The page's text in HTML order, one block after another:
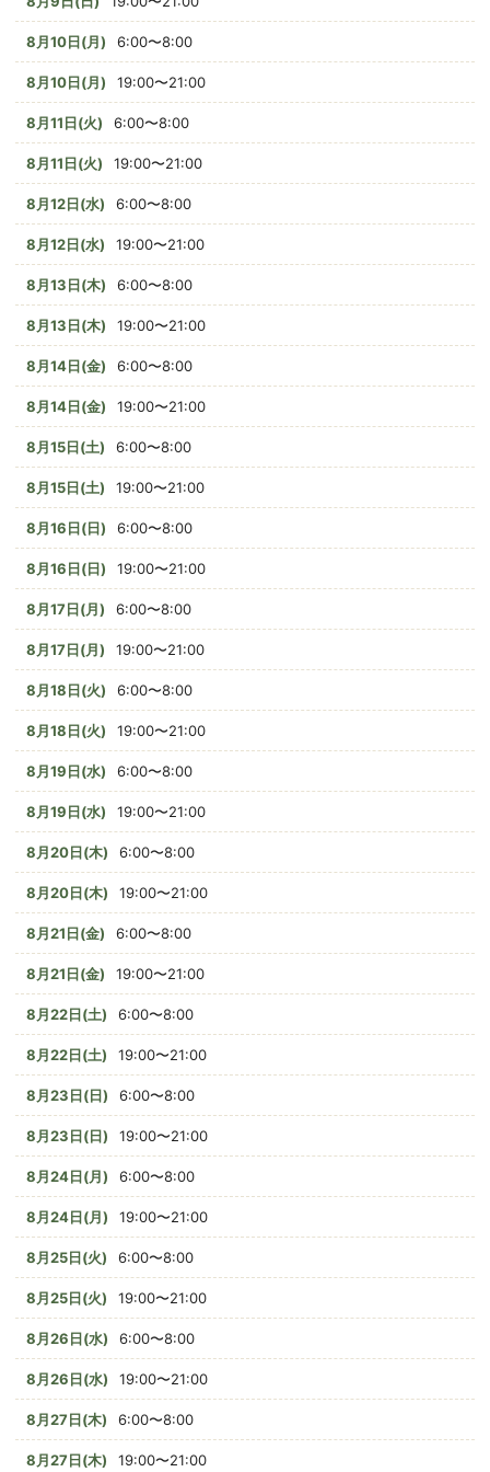
8月10日(月) 6:00〜8:00
8月10日(月) 19:00〜21:00
8月11日(火) 6:00〜8:00
8月11日(火) 19:00〜21:00
8月12日(水) 6:00〜8:00
8月12日(水) 19:00〜21:00
8月13日(木) 6:00〜8:00
8月13日(木) 19:00〜21:00
8月14日(金) 6:00〜8:00
8月14日(金) 19:00〜21:00
8月15日(土) 6:00〜8:00
8月15日(土) 19:00〜21:00
8月16日(日) 6:00〜8:00
8月16日(日) 19:00〜21:00
8月17日(月) 6:00〜8:00
8月17日(月) 19:00〜21:00
8月18日(火) 6:00〜8:00
8月18日(火) 19:00〜21:00
8月19日(水) 6:00〜8:00
8月19日(水) 19:00〜21:00
8月20日(木) 6:00〜8:00
8月20日(木) 19:00〜21:00
8月21日(金) 6:00〜8:00
8月21日(金) 19:00〜21:00
8月22日(土) 6:00〜8:00
8月22日(土) 19:00〜21:00
8月23日(日) 6:00〜8:00
8月23日(日) 19:00〜21:00
8月24日(月) 6:00〜8:00
8月24日(月) 19:00〜21:00
8月25日(火) 6:00〜8:00
8月25日(火) 19:00〜21:00
8月26日(水) 6:00〜8:00
8月26日(水) 19:00〜21:00
8月27日(木) 6:00〜8:00
8月27日(木) 19:00〜21:00